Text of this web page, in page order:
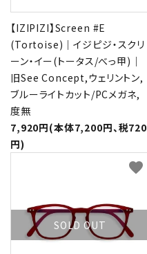
【IZIPIZI】Screen #E
(Tortoise)｜イジピジ・スクリ
ーン・イー(トータス/べっ甲)｜
旧See Concept,ウェリントン,
ブルーライトカット/PCメガネ,
度無
7,920円(本体7,200円、税720
円)
SOLD OUT
favorite